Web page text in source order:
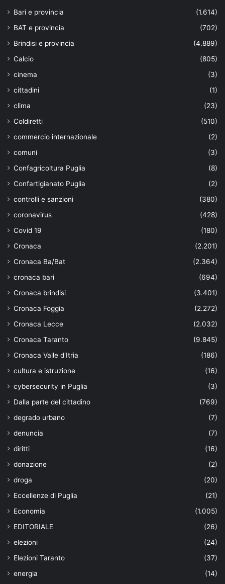
Bari e provincia
(1.614)
BAT e provincia
(702)
Brindisi e provincia
(4.889)
Calcio
(805)
cinema
(3)
cittadini
(1)
clima
(23)
Coldiretti
(510)
commercio internazionale
(2)
comuni
(3)
Confagricoltura Puglia
(8)
Confartigianato Puglia
(2)
controlli e sanzioni
(380)
coronavirus
(428)
Covid 19
(180)
Cronaca
(2.201)
Cronaca Ba/Bat
(2.364)
cronaca bari
(694)
Cronaca brindisi
(3.401)
Cronaca Foggia
(2.272)
Cronaca Lecce
(2.032)
Cronaca Taranto
(9.845)
Cronaca Valle d'Itria
(186)
cultura e istruzione
(16)
cybersecurity in Puglia
(3)
Dalla parte del cittadino
(769)
degrado urbano
(7)
denuncia
(7)
diritti
(16)
donazione
(2)
droga
(20)
Eccellenze di Puglia
(21)
Economia
(1.005)
EDITORIALE
(26)
elezioni
(24)
Elezioni Taranto
(37)
energia
(14)